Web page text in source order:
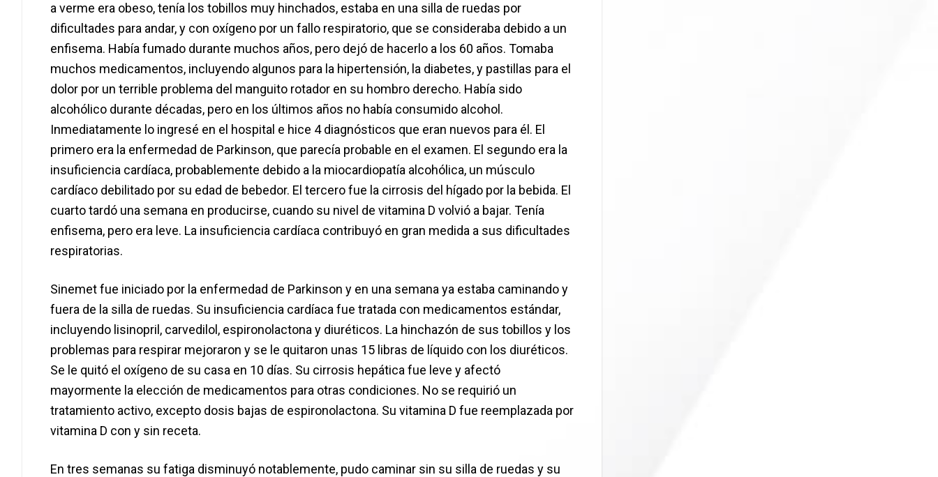
a verme era obeso, tenía los tobillos muy hinchados, estaba en una silla de ruedas por
dificultades para andar, y con oxígeno por un fallo respiratorio, que se consideraba debido a un
enfisema. Había fumado durante muchos años, pero dejó de hacerlo a los 60 años. Tomaba
muchos medicamentos, incluyendo algunos para la hipertensión, la diabetes, y pastillas para el
dolor por un terrible problema del manguito rotador en su hombro derecho. Había sido
alcohólico durante décadas, pero en los últimos años no había consumido alcohol.
Inmediatamente lo ingresé en el hospital e hice 4 diagnósticos que eran nuevos para él. El
primero era la enfermedad de Parkinson, que parecía probable en el examen. El segundo era la
insuficiencia cardíaca, probablemente debido a la miocardiopatía alcohólica, un músculo
cardíaco debilitado por su edad de bebedor. El tercero fue la cirrosis del hígado por la bebida. El
cuarto tardó una semana en producirse, cuando su nivel de vitamina D volvió a bajar. Tenía
enfisema, pero era leve. La insuficiencia cardíaca contribuyó en gran medida a sus dificultades
respiratorias.
Sinemet fue iniciado por la enfermedad de Parkinson y en una semana ya estaba caminando y
fuera de la silla de ruedas. Su insuficiencia cardíaca fue tratada con medicamentos estándar,
incluyendo lisinopril, carvedilol, espironolactona y diuréticos. La hinchazón de sus tobillos y los
problemas para respirar mejoraron y se le quitaron unas 15 libras de líquido con los diuréticos.
Se le quitó el oxígeno de su casa en 10 días. Su cirrosis hepática fue leve y afectó
mayormente la elección de medicamentos para otras condiciones. No se requirió un
tratamiento activo, excepto dosis bajas de espironolactona. Su vitamina D fue reemplazada por
vitamina D con y sin receta.
En tres semanas su fatiga disminuyó notablemente, pudo caminar sin su silla de ruedas y su